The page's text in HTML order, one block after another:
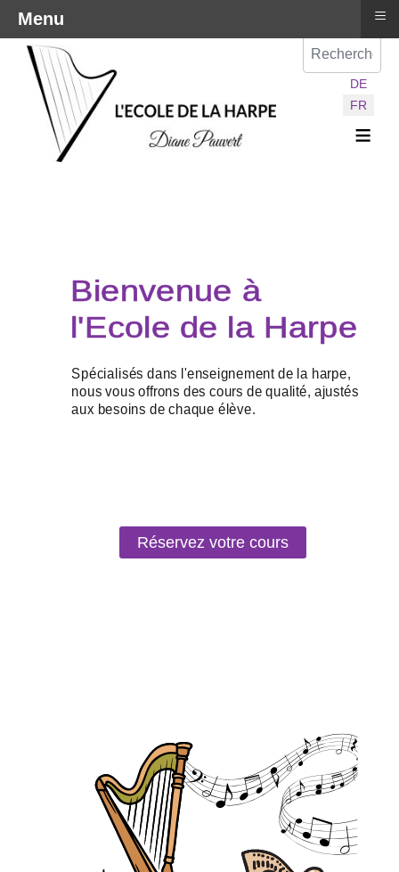
Sélectionnez
DE
FR
≡
Réservez votre cours
Menu ≡